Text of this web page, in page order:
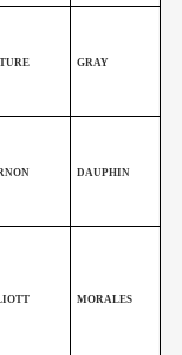
GRAY
DAUPHIN
MORALES